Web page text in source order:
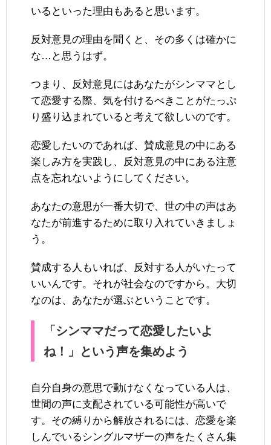
いるといった理由もあると思います。
反対意見の理由を聞くと、その多くは確かに
な…と思うはず。
つまり、反対意見にはあなたがシンママとし
て恋愛する際、気を付けるべきことがたっぷ
り盛り込まれていると考えて欲しいのです。
恋愛したいのであれば、賛成意見の中にある
楽しみ方を実践し、反対意見の中にある注意
点を忘れないようにしてください。
あなたの意思が一番大切で、世の中の声はあ
なたが前進するために取り入れていきましょ
う。
賛成する人もいれば、反対する人がいたって
いいんです。それが社会なのですから。大切
なのは、あなたが選ぶということです。
「シンママだって恋愛したいよ
ね！」という声を集めよう
自分自身の意思で動けなくなっている人は、
世間の声に支配されている可能性が高いで
す。その縛りから解放されるには、恋愛を楽
しんでいるシングルマザーの声をたくさん集